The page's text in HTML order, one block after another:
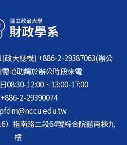
政大總機) +886-2-29387063(辦公
協助請於辦公時段來電
08:30-12:00、13:00-17:00
2-29390074
）指南路二段64號綜合院館南棟九
樓